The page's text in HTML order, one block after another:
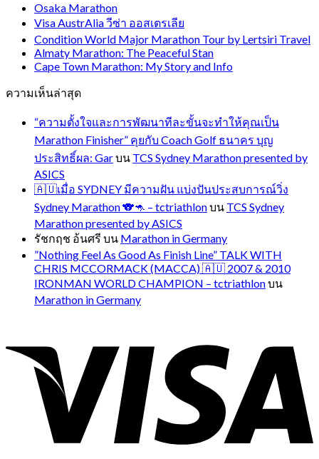
Osaka Marathon
Visa AustrAlia วีซ่า ออสเตรเลีย
Condition World Major Marathon Tour by Lertsiri Travel
Almaty Marathon: The Peaceful Stan
Cape Town Marathon: My Story and Info
ความเห็นล่าสุด
“ความตั้งใจและการพัฒนาทีละขั้นจะทำให้คุณเป็น
Marathon Finisher” คุยกับ Coach Golf ธนาคร บุญ
ประสิทธิ์ผล: Garบน TCS Sydney Marathon presented by
ASICS
🇦🇺เมื่อ SYDNEY มีความฝัน แบ่งปันประสบการณ์วิ่ง
Sydney Marathon 🐨🦘 – tctriathlonบน TCS Sydney
Marathon presented by ASICS
รัชกฤช อ้นศรี บน Marathon in Germany
”Nothing Feel As Good As Finish Line” TALK WITH
CHRIS MCCORMACK (MACCA) 🇦🇺 2007 & 2010
IRONMAN WORLD CHAMPION – tctriathlonบน
Marathon in Germany